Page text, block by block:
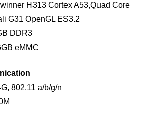
H313 Cortex A53,Quad Core
G31 OpenGL ES3.2
DDR3
eMMC
802.11 a/b/g/n